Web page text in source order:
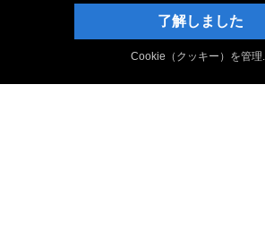
NCHの最新情報を入手
ニュースレターを購読
FacebookでNCHに「いいね！」する
Follow on Twitter
了解しました
Cookie（クッキー）を管理...